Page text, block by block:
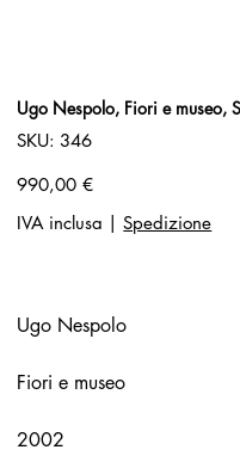
Ugo Nespolo, Fiori e museo,
SKU:
SKU
346
346
Prezzo
990,00 €
IVA inclusa
Spedizione
Ugo Nespolo
Fiori e museo
2002